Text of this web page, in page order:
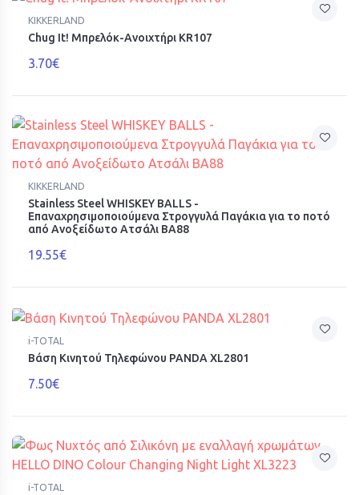
KIKKERLAND
Chug It! Μπρελόκ-Ανοιχτήρι KR107
3.70€
KIKKERLAND
Stainless Steel WHISKEY BALLS -
Επαναχρησιμοποιούμενα Στρογγυλά Παγάκια για το ποτό
από Ανοξείδωτο Ατσάλι ΒΑ88
19.55€
i-TOTAL
Βάση Κινητού Τηλεφώνου PANDA XL2801
7.50€
i-TOTAL